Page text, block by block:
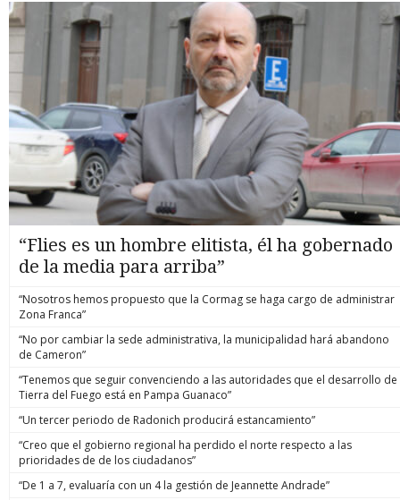
“Flies es un hombre elitista, él ha gobernado
de la media para arriba”
“Nosotros hemos propuesto que la Cormag se haga cargo de administrar
Zona Franca”
“No por cambiar la sede administrativa, la municipalidad hará abandono
de Cameron”
“Tenemos que seguir convenciendo a las autoridades que el desarrollo de
Tierra del Fuego está en Pampa Guanaco”
“Un tercer periodo de Radonich producirá estancamiento”
“Creo que el gobierno regional ha perdido el norte respecto a las
prioridades de de los ciudadanos”
“De 1 a 7, evaluaría con un 4 la gestión de Jeannette Andrade”